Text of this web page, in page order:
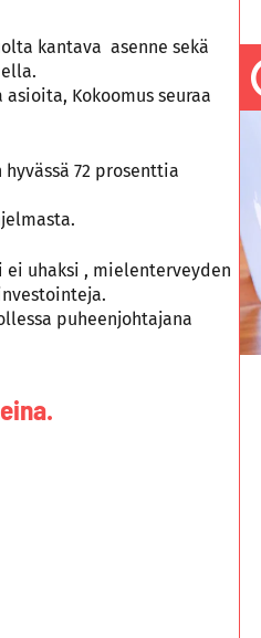
kantava asenne sekä
Kokoomus seuraa
72 prosenttia
uhaksi , mielenterveyden
puheenjohtajana